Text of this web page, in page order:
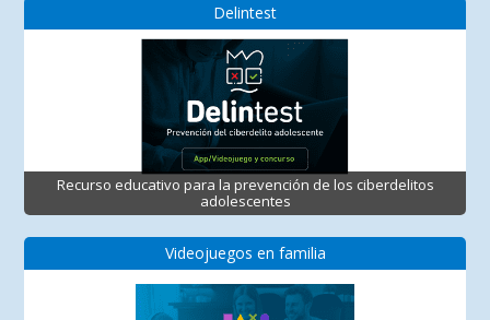
Delintest
Recurso educativo para la prevención de los ciberdelitos
adolescentes
Videojuegos en familia